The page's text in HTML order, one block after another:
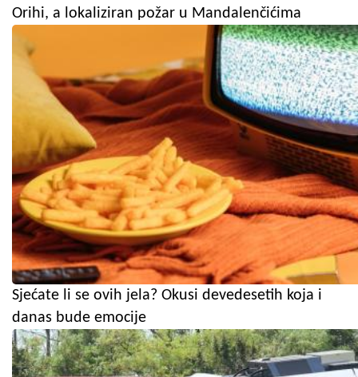
Orihi, a lokaliziran požar u Mandalenčićima
Sjećate li se ovih jela? Okusi devedesetih koja i
danas bude emocije